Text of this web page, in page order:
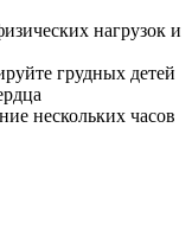
нагрузок и
грудных детей
нескольких часов